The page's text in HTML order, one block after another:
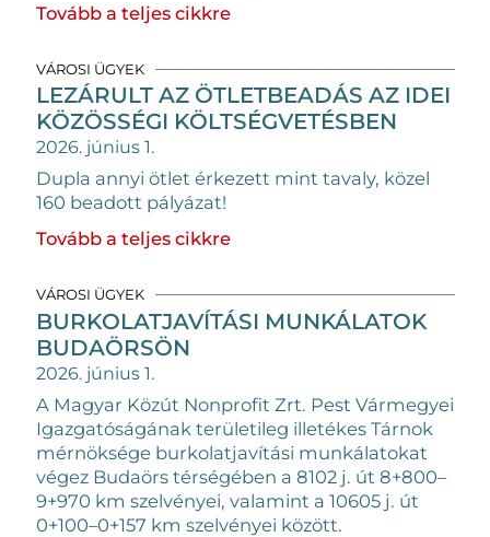
Tovább a teljes cikkre
VÁROSI ÜGYEK
LEZÁRULT AZ ÖTLETBEADÁS AZ IDEI
KÖZÖSSÉGI KÖLTSÉGVETÉSBEN
2026. június 1.
Dupla annyi ötlet érkezett mint tavaly, közel
160 beadott pályázat!
Tovább a teljes cikkre
VÁROSI ÜGYEK
BURKOLATJAVÍTÁSI MUNKÁLATOK
BUDAÖRSÖN
2026. június 1.
A Magyar Közút Nonprofit Zrt. Pest Vármegyei
Igazgatóságának területileg illetékes Tárnok
mérnöksége burkolatjavítási munkálatokat
végez Budaörs térségében a 8102 j. út 8+800–
9+970 km szelvényei, valamint a 10605 j. út
0+100–0+157 km szelvényei között.